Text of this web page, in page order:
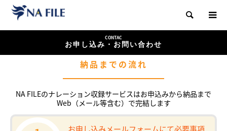
検索
CONTAC
お申し込み・お問い合わせ
納品までの流れ
NA FILEのナレーション収録サービスはお申込みから納品まで
Web（メール等含む）で完結します
お申し込みメールフォームにて必要事項